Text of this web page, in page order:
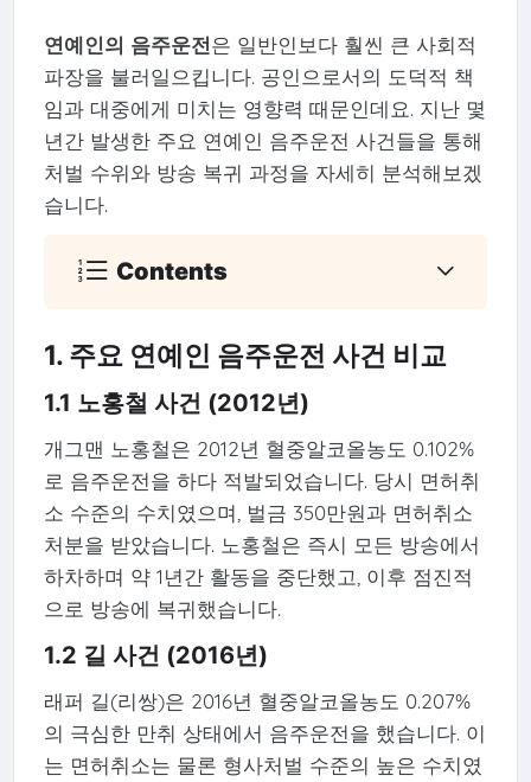
연예인의 음주운전은 일반인보다 훨씬 큰 사회적
파장을 불러일으킵니다. 공인으로서의 도덕적 책
임과 대중에게 미치는 영향력 때문인데요. 지난 몇
년간 발생한 주요 연예인 음주운전 사건들을 통해
처벌 수위와 방송 복귀 과정을 자세히 분석해보겠
습니다.
Contents
1. 주요 연예인 음주운전 사건 비교
1.1 노홍철 사건 (2012년)
개그맨 노홍철은 2012년 혈중알코올농도 0.102%
로 음주운전을 하다 적발되었습니다. 당시 면허취
소 수준의 수치였으며, 벌금 350만원과 면허취소
처분을 받았습니다. 노홍철은 즉시 모든 방송에서
하차하며 약 1년간 활동을 중단했고, 이후 점진적
으로 방송에 복귀했습니다.
1.2 길 사건 (2016년)
래퍼 길(리쌍)은 2016년 혈중알코올농도 0.207%
의 극심한 만취 상태에서 음주운전을 했습니다. 이
는 면허취소는 물론 형사처벌 수준의 높은 수치였